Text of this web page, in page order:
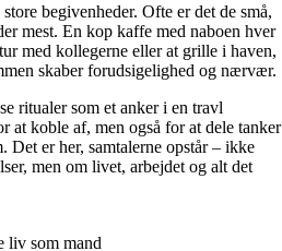
begivenheder. Ofte er det de små,
mest. En kop kaffe med naboen hver
med kollegerne eller at grille i haven,
skaber forudsigelighed og nærvær.
ritualer som et anker i en travl
at koble af, men også for at dele tanker
Det er her, samtalerne opstår – ikke
men om livet, arbejdet og alt det
liv som mand